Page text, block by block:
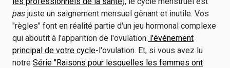
pas juste un saignement mensuel gênant et inutile. Vos
"règles" font en réalité partie d'un jeu hormonal complexe
qui aboutit à l'apparition de l'ovulation. l'événement
principal de votre cycle-l'ovulation. Et, si vous avez lu
notre Série "Raisons pour lesquelles les femmes ont